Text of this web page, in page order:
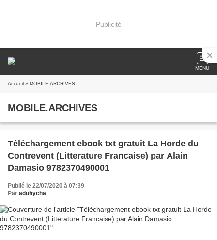
Publicité
MENU
Accueil » MOBILE.ARCHIVES
MOBILE.ARCHIVES
Téléchargement ebook txt gratuit La Horde du
Contrevent (Litterature Francaise) par Alain
Damasio 9782370490001
Publié le 22/07/2020 à 07:39
Par aduhycha